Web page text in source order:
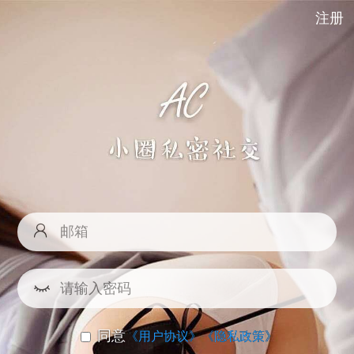
注册
同意《用户协议》《隐私政策》